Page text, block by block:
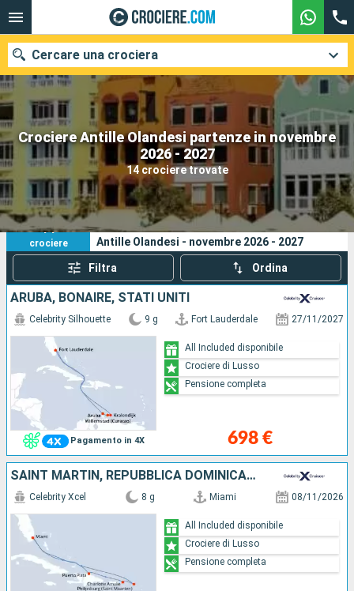
Crociere Antille Olandesi partenze in novembre
2026 - 2027
14 crociere trovate
Cercare una crociera
Le nostre destinazioni
Mesi di partenza
Porti Compagnie
Ricerca
14
crociere
I tuoi criteri di ricerca:
Antille Olandesi - novembre 2026 - 2027
Filtra Ordina
ARUBA, BONAIRE, STATI UNITI
Pagamento in 4X
Celebrity Silhouette 9 g Fort Lauderdale 27/11/2027
698 €
All Included disponibile
Crociere di Lusso
Pensione completa
SAINT MARTIN, REPUBBLICA DOMINICANA, STATI UNITI
Celebrity Xcel 8 g Miami 08/11/2026
All Included disponibile
Crociere di Lusso
Pensione completa